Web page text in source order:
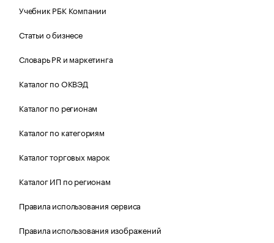
Учебник РБК Компании
Статьи о бизнесе
Словарь PR и маркетинга
Каталог по ОКВЭД
Каталог по регионам
Каталог по категориям
Каталог торговых марок
Каталог ИП по регионам
Правила использования сервиса
Правила использования изображений